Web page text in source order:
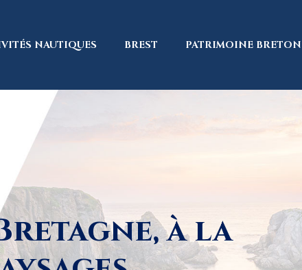
NAUTIQUES BREST PATRIMOINE BRETON
à la